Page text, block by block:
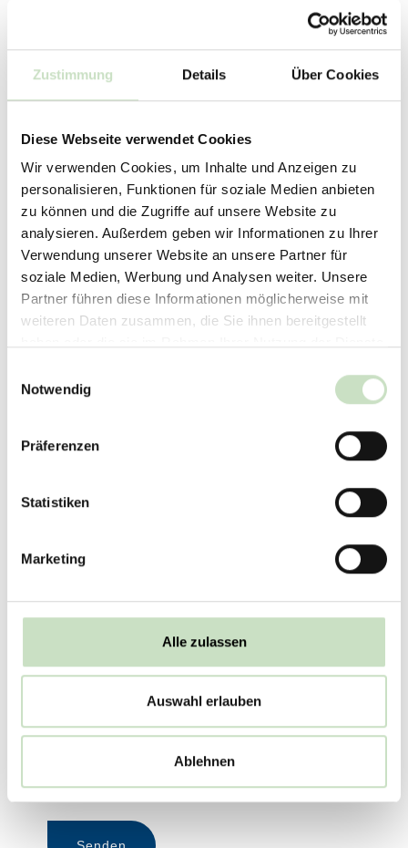
Zustimmung Details Über Cookies
Diese Webseite verwendet Cookies
Wir verwenden Cookies, um Inhalte und Anzeigen zu
personalisieren, Funktionen für soziale Medien anbieten
zu können und die Zugriffe auf unsere Website zu
analysieren. Außerdem geben wir Informationen zu Ihrer
Verwendung unserer Website an unsere Partner für
soziale Medien, Werbung und Analysen weiter. Unsere
Partner führen diese Informationen möglicherweise mit
weiteren Daten zusammen, die Sie ihnen bereitgestellt
Notwendig
Präferenzen
Statistiken
Marketing
Alle zulassen
Auswahl erlauben
Ablehnen
Beantwortung Ihrer Anfrage wieder
gelöscht. Eine anderweitige Nutzung
Hiermit bestätige ich, dass ich die
Hinweise zumDatenschutzgelesen
und akzeptiert habe.
Anhang
Rechenaufgabe zu sehen.
Diese dient zur Vermeidung
von Spam. Die dargestellten
Ergebnis anschließend in
= 9